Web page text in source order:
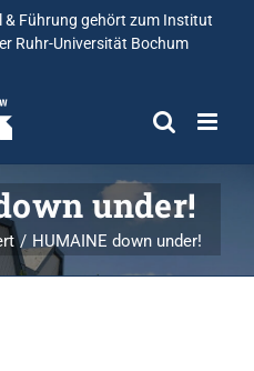
& Führung gehört zum Institut
Ruhr-Universität Bochum
under!
HUMAINE down under!